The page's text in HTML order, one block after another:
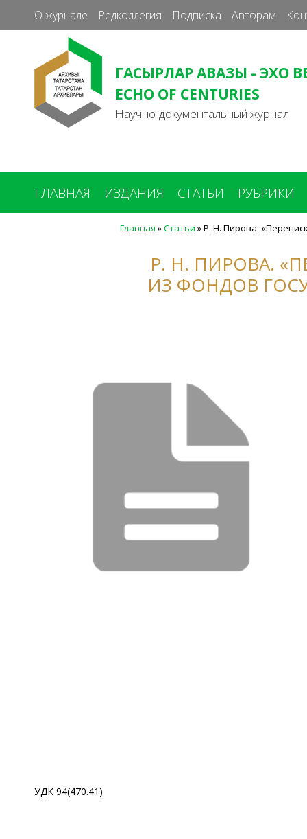
О журнале Редколлегия Подписка Авторам
ГАСЫРЛАР АВАЗЫ - ЭХО
ECHO OF CENTURIES
Научно-документальный журнал
ГЛАВНАЯ ИЗДАНИЯ СТАТЬИ РУБРИКИ
Главная »Статьи »Р. Н. Пирова.
Р. Н. ПИРОВА.
ИЗ ФОНДОВ
УДК 94(470.41)